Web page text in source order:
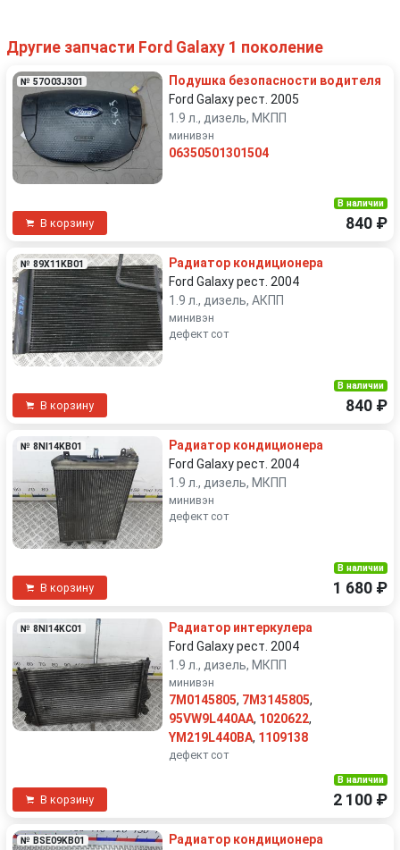
Другие запчасти Ford Galaxy 1 поколение
№ 57O03J301
Подушка безопасности водителя
Ford Galaxy рест. 2005
1.9 л., дизель, МКПП
минивэн
06350501301504
В корзину
В наличии
840 ₽
№ 89X11KB01
Радиатор кондиционера
Ford Galaxy рест. 2004
1.9 л., дизель, АКПП
минивэн
дефект сот
В корзину
В наличии
840 ₽
№ 8NI14KB01
Радиатор кондиционера
Ford Galaxy рест. 2004
1.9 л., дизель, МКПП
минивэн
дефект сот
В корзину
В наличии
1 680 ₽
№ 8NI14KC01
Радиатор интеркулера
Ford Galaxy рест. 2004
1.9 л., дизель, МКПП
минивэн
7M0145805, 7M3145805,
95VW9L440AA, 1020622,
YM219L440BA, 1109138
дефект сот
В корзину
В наличии
2 100 ₽
№ BSE09KB01
Радиатор кондиционера